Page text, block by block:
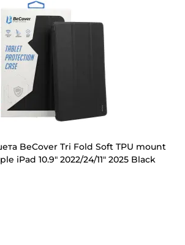
BeCover Tri Fold Soft TPU mount
iPad 10.9" 2022/24/11" 2025 Black